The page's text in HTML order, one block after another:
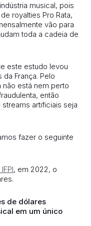
musical, pois
royalties Pro Rata,
vão para
toda a cadeia de
este estudo levou
França. Pelo
não está nem perto
então
artificiais seja
fazer o seguinte
, em 2022, o
de dólares
em um único